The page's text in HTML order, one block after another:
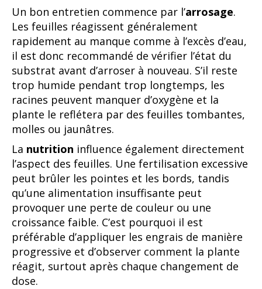
Un bon entretien commence par l’arrosage.
Les feuilles réagissent généralement
rapidement au manque comme à l’excès d’eau,
il est donc recommandé de vérifier l’état du
substrat avant d’arroser à nouveau. S’il reste
trop humide pendant trop longtemps, les
racines peuvent manquer d’oxygène et la
plante le reflétera par des feuilles tombantes,
molles ou jaunâtres.
La nutrition influence également directement
l’aspect des feuilles. Une fertilisation excessive
peut brûler les pointes et les bords, tandis
qu’une alimentation insuffisante peut
provoquer une perte de couleur ou une
croissance faible. C’est pourquoi il est
préférable d’appliquer les engrais de manière
progressive et d’observer comment la plante
réagit, surtout après chaque changement de
dose.